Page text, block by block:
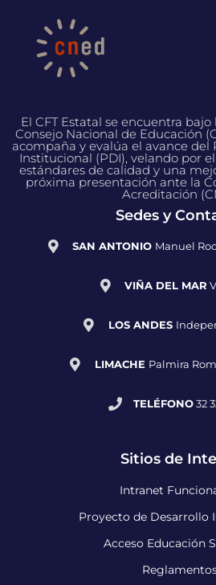
El CFT Estatal se encuentra
Consejo Nacional de Educación
acompaña y evalúa el avance del
Institucional (PDI), velando por
estándares de calidad y una
próxima presentación ante la
Acreditación
Sedes y
SAN ANTONIO Manuel
VIÑA DEL MAR
LOS ANDES
LIMACHE Palmira
TELÉFONO32
Sitios de
Intranet
Proyecto de Desarrollo
Acceso Educación